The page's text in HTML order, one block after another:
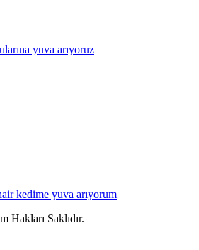
yuva arıyoruz
kedime yuva arıyorum
Hakları Saklıdır.